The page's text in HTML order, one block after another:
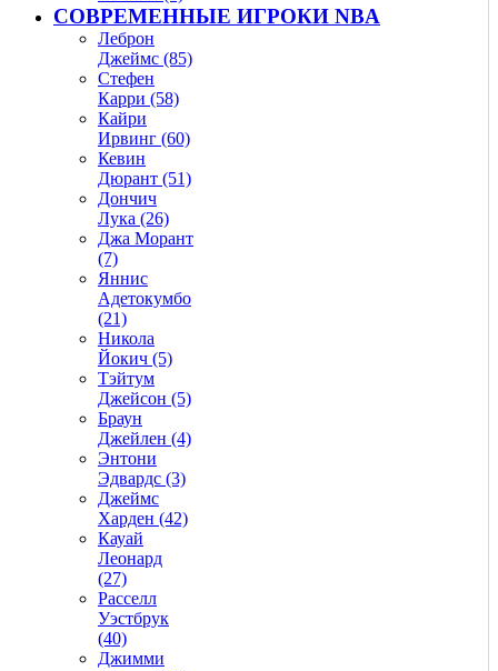
СОВРЕМЕННЫЕ ИГРОКИ NBA
Леброн
Джеймс (85)
Стефен
Карри (58)
Кайри
Ирвинг (60)
Кевин
Дюрант (51)
Дончич
Лука (26)
Джа Морант
(7)
Яннис
Адетокумбо
(21)
Никола
Йокич (5)
Тэйтум
Джейсон (5)
Браун
Джейлен (4)
Энтони
Эдвардс (3)
Джеймс
Харден (42)
Кауай
Леонард
(27)
Расселл
Уэстбрук
(40)
Джимми